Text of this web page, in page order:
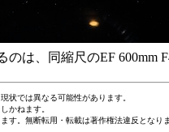
のは、同縮尺のEF 600mm
状では異なる可能性があります。
かねます。
す。無断転用・転載は著作権法違反とな